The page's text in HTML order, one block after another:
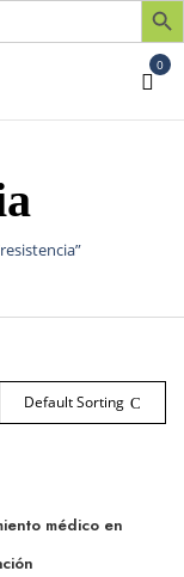
0
Default Sorting
médico en